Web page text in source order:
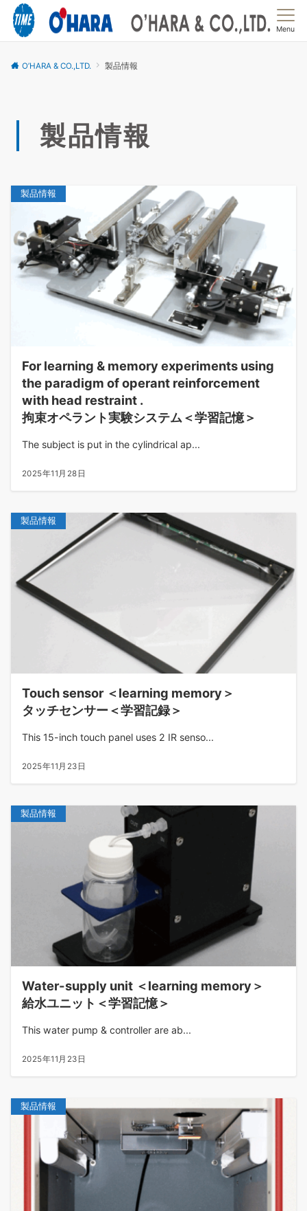
Menu
O’HARA & CO.,LTD. 製品情報
製品情報
製品情報
For learning & memory experiments using
the paradigm of operant reinforcement
with head restraint .
拘束オペラント実験システム＜学習記憶＞
The subject is put in the cylindrical ap...
2025年11月28日
製品情報
Touch sensor ＜learning memory＞
タッチセンサー＜学習記録＞
This 15-inch touch panel uses 2 IR senso...
2025年11月23日
製品情報
Water-supply unit ＜learning memory＞
給水ユニット＜学習記憶＞
This water pump & controller are ab...
2025年11月23日
製品情報